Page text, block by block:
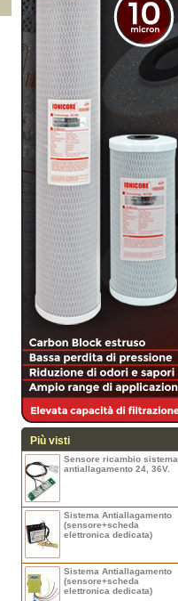
Più visti
Sensore ricambio sistema
antiallagamento 24, 36V.
Sistema Antiallagamento
(sensore+scheda
elettronica dedicata)
Sistema Antiallagamento
(sensore+scheda
elettronica dedicata)